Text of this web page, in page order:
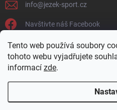
Tento web používá soubory
tohoto webu vyjadřujete
informací zde.
info@jezek-sport.cz
Navštivte náš Facebook
jezek_sport_np/